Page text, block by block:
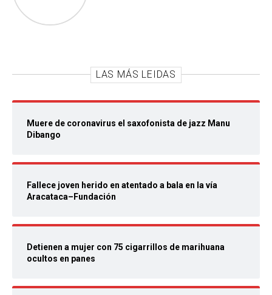
LAS MÁS LEIDAS
Muere de coronavirus el saxofonista de jazz Manu
Dibango
Fallece joven herido en atentado a bala en la vía
Aracataca–Fundación
Detienen a mujer con 75 cigarrillos de marihuana
ocultos en panes